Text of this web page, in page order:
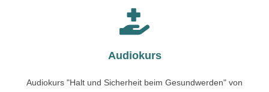
Audiokurs
Audiokurs "Halt und Sicherheit beim Gesundwerden" von